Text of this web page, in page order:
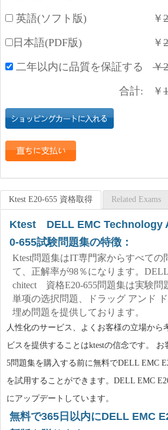
英語(ソフト版) ￥
日本語(PDF版) ￥
二年以内に品質を保証する ￥
合計: ￥
Ktest E20-655 資格取得 Related Exams
Ktest DELL EMC
0-655試験問題集の特徴：
Ktest問題集はIT専門家からすべての
て、正解率が98％になります。
chitect 資格E20-655問題集は実験問
単项の选択問題、ドラッグ アンド
埋め問題を提供しております。
人性化のサービス、よくお客様の立場から
ビスを提供することはktestの信念です。
5問題集を購入する前に無料でDELL EMC
を試用することができます。DELL EMC
にアップデートしています。
無料で365日以内にDELL EMC